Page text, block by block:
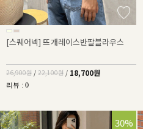
[스퀘어넥] 뜨개레이스반팔블라우스
26,900원 / 22,100원 / 18,700원
리뷰 : 0
30%